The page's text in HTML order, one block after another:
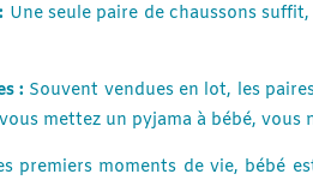
Une seule paire de chaussons
: Souvent vendues en lot, les
mettez un pyjama à bébé, vous
premiers moments de vie, bébé